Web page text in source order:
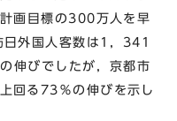
画目標の300万人を早
外国人客数は1，341
伸びでしたが，京都市
回る73％の伸びを示し